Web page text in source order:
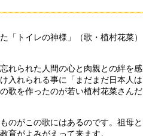
「トイレの神様」（歌・植村花菜）
れられた人間の心と肉親との絆を感
入れられる事に「まだまだ日本人は
歌を作ったのが若い植村花菜さんだ
のがこの歌にはあるのです。祖母と
育がよみがえって来ます。